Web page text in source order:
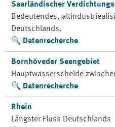
Saarländischer
Bedeutendes,
Deutschlands.
Datenrecherche
Bornhöveder Seengebiet
Hauptwasserscheide
Datenrecherche
Rhein
Längster Fluss Deutschlands